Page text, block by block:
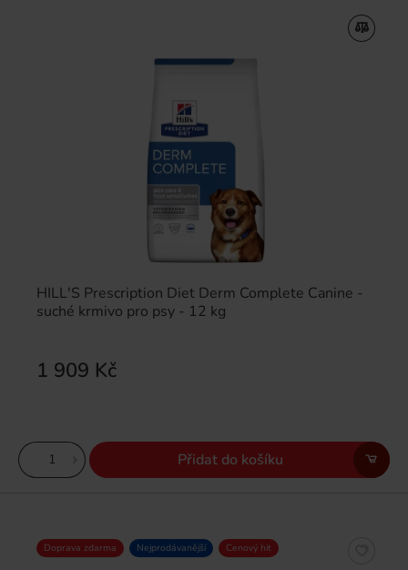
HILL'S Prescription Diet Derm Complete Canine -
suché krmivo pro psy - 12 kg
1 909 Kč
Přidat do košíku
Doprava zdarma Nejprodávanější Cenový hit